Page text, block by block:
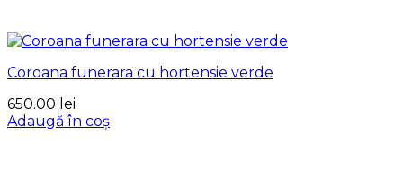
Coroana funerara cu hortensie verde
650.00 lei
Adaugă în coș